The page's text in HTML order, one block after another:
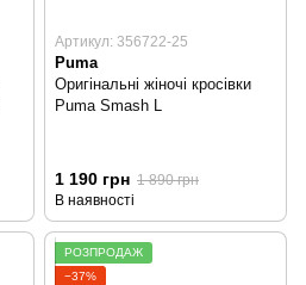
Артикул: 356722-25
Puma
Оригінальні жіночі кросівки
Puma Smash L
1 190 грн 1 890 грн
В наявності
РОЗПРОДАЖ
−37%